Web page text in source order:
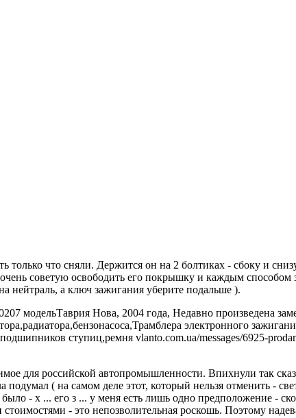
только что сняли. Держится он на 2 болтиках - сбоку и
очень советую освободить его покрышку и каждым способом
нейтраль, а ключ зажигания уберите подальше ).
для российской автопромышленности. Впихнули так
подумал ( на самом деле этот, который нельзя отменить -
- х ... его з ... у меня есть лишь одно предположение -
- это непозволительная роскошь. Поэтому